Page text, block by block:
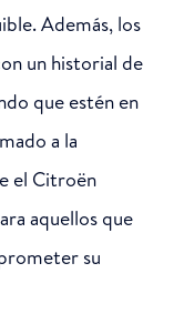
Además, los
un historial de
que estén en
a la
el Citroën
aquellos que
su